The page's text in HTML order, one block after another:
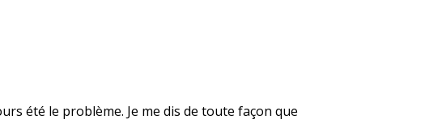
été le problème. Je me dis de toute façon que